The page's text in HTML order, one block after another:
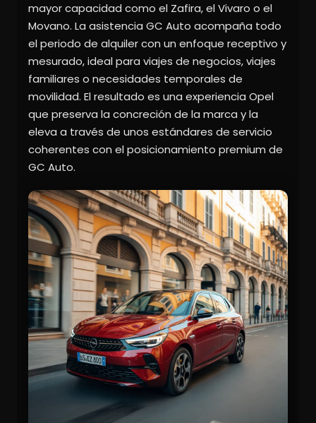
mayor capacidad como el Zafira, el Vivaro o el
Movano. La asistencia GC Auto acompaña todo
el periodo de alquiler con un enfoque receptivo y
mesurado, ideal para viajes de negocios, viajes
familiares o necesidades temporales de
movilidad. El resultado es una experiencia Opel
que preserva la concreción de la marca y la
eleva a través de unos estándares de servicio
coherentes con el posicionamiento premium de
GC Auto.